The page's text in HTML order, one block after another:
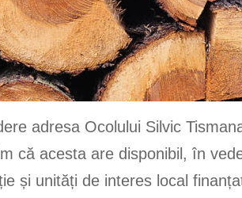
adresa Ocolului Silvic
că acesta are disponibil, în
și unități de interes local